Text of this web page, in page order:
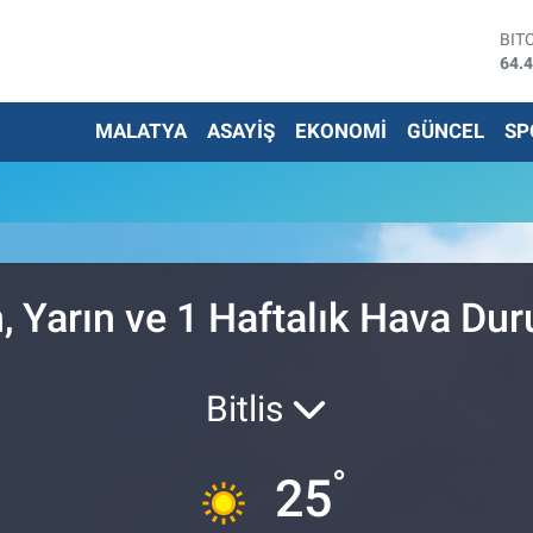
MALATYA ASAYİŞ EKONOMİ GÜNCEL
Yarın ve 1 Haftalık Hava
Bitlis
25°